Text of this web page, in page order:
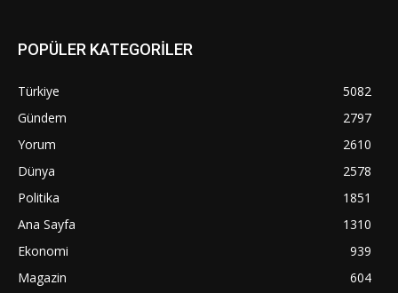
POPÜLER KATEGORİLER
Türkiye
5082
Gündem
2797
Yorum
2610
Dünya
2578
Politika
1851
Ana Sayfa
1310
Ekonomi
939
Magazin
604